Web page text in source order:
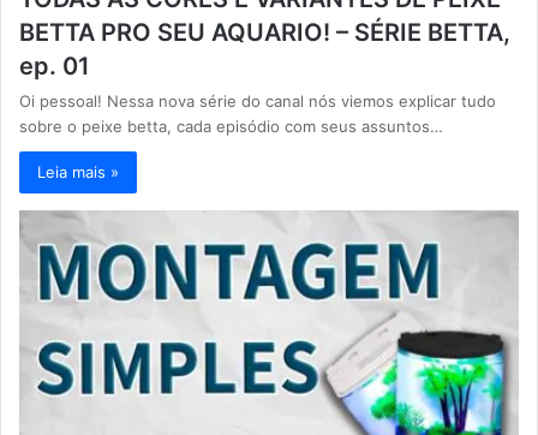
BETTA PRO SEU AQUARIO! – SÉRIE BETTA,
ep. 01
Oi pessoal! Nessa nova série do canal nós viemos explicar tudo
sobre o peixe betta, cada episódio com seus assuntos…
Leia mais »